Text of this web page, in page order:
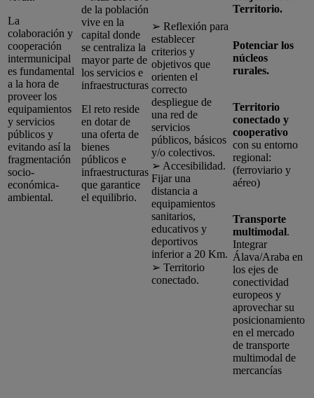
La
colaboración y
cooperación
intermunicipal
es fundamental
a la hora de
proveer los
equipamientos
y servicios
públicos y
evitando así la
fragmentación
socio-
económica-
ambiental.
de la población
vive en la
capital donde
se centraliza la
mayor parte de
los servicios e
infraestructuras
El reto reside
en dotar de
una oferta de
bienes
públicos e
infraestructuras
que garantice
el equilibrio.
➢ Reflexión para
establecer
criterios y
objetivos que
orienten el
correcto
despliegue de
una red de
servicios
públicos, básicos
y/o colectivos.
➢ Accesibilidad.
Fijar una
distancia a
equipamientos
sanitarios,
educativos y
deportivos
inferior a 20 Km.
➢ Territorio
conectado.
Territorio.
Potenciar los
núcleos
rurales.
Territorio
conectado y
cooperativo
con su entorno
regional:
(ferroviario y
aéreo)
Transporte
multimodal.
Integrar
Álava/Araba en
los ejes de
conectividad
europeos y
aprovechar su
posicionamiento
en el mercado
de transporte
multimodal de
mercancías